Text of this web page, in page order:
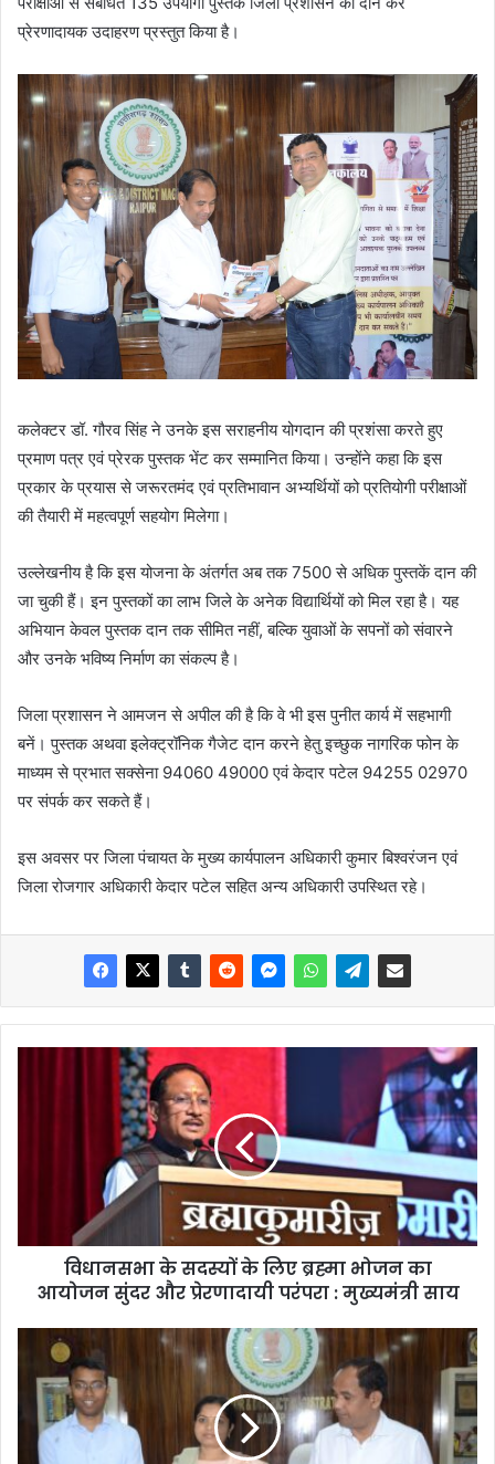
प्रेरणादायक उदाहरण प्रस्तुत किया है।
कलेक्टर डॉ. गौरव सिंह ने उनके इस सराहनीय योगदान की प्रशंसा करते हुए
प्रमाण पत्र एवं प्रेरक पुस्तक भेंट कर सम्मानित किया। उन्होंने कहा कि इस
प्रकार के प्रयास से जरूरतमंद एवं प्रतिभावान अभ्यर्थियों को प्रतियोगी परीक्षाओं
की तैयारी में महत्वपूर्ण सहयोग मिलेगा।
उल्लेखनीय है कि इस योजना के अंतर्गत अब तक 7500 से अधिक पुस्तकें दान की
जा चुकी हैं। इन पुस्तकों का लाभ जिले के अनेक विद्यार्थियों को मिल रहा है। यह
अभियान केवल पुस्तक दान तक सीमित नहीं, बल्कि युवाओं के सपनों को संवारने
और उनके भविष्य निर्माण का संकल्प है।
जिला प्रशासन ने आमजन से अपील की है कि वे भी इस पुनीत कार्य में सहभागी
बनें। पुस्तक अथवा इलेक्ट्रॉनिक गैजेट दान करने हेतु इच्छुक नागरिक फोन के
माध्यम से प्रभात सक्सेना 94060 49000 एवं केदार पटेल 94255 02970
पर संपर्क कर सकते हैं।
इस अवसर पर जिला पंचायत के मुख्य कार्यपालन अधिकारी कुमार बिश्वरंजन एवं
जिला रोजगार अधिकारी केदार पटेल सहित अन्य अधिकारी उपस्थित रहे।
विधानसभा के सदस्यों के लिए ब्रह्मा भोजन का
आयोजन सुंदर और प्रेरणादायी परंपरा : मुख्यमंत्री साय